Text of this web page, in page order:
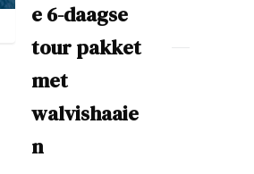
e 6-daagse
tour pakket
met
walvishaaie
n